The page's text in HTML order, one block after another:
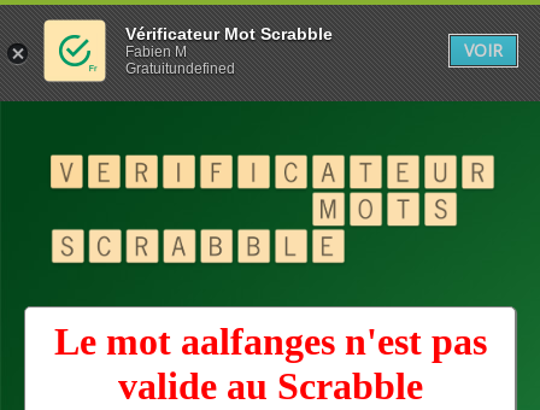
Le mot aalfanges n'est pas
valide au Scrabble
Vérificateur Mot Scrabble
Fabien M
Gratuitundefined
VOIR